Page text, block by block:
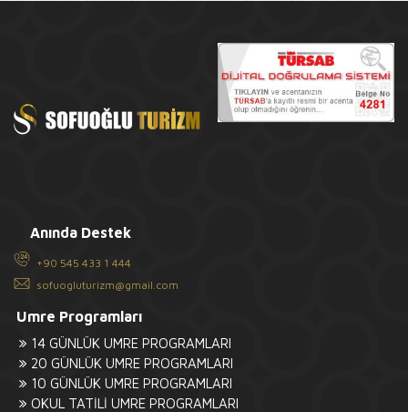
Anında Destek
+90 545 433 1 444
sofuogluturizm@gmail.com
Umre Programları
14 GÜNLÜK UMRE PROGRAMLARI
20 GÜNLÜK UMRE PROGRAMLARI
10 GÜNLÜK UMRE PROGRAMLARI
OKUL TATİLİ UMRE PROGRAMLARI